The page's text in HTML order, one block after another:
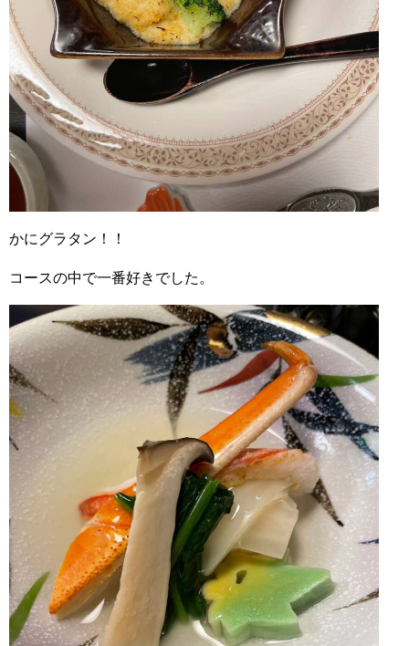
かにグラタン！！
コースの中で一番好きでした。